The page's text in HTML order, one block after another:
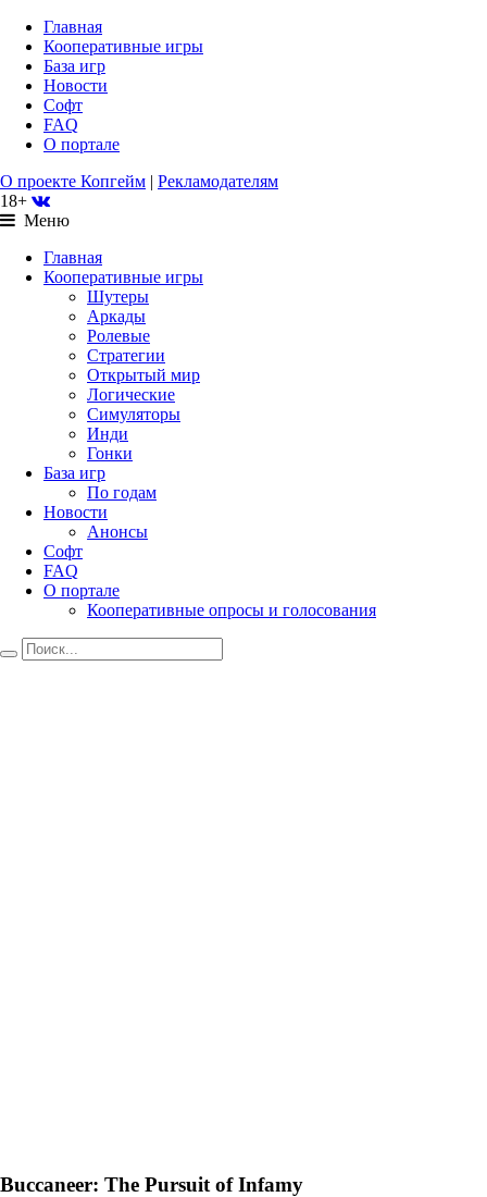
Главная
Кооперативные игры
База игр
Новости
Софт
FAQ
О портале
О проекте Копгейм | Рекламодателям
18+
Меню
Главная
Кооперативные игры
Шутеры
Аркады
Ролевые
Стратегии
Открытый мир
Логические
Симуляторы
Инди
Гонки
База игр
По годам
Новости
Анонсы
Софт
FAQ
О портале
Кооперативные опросы и голосования
Buccaneer: The Pursuit of Infamy